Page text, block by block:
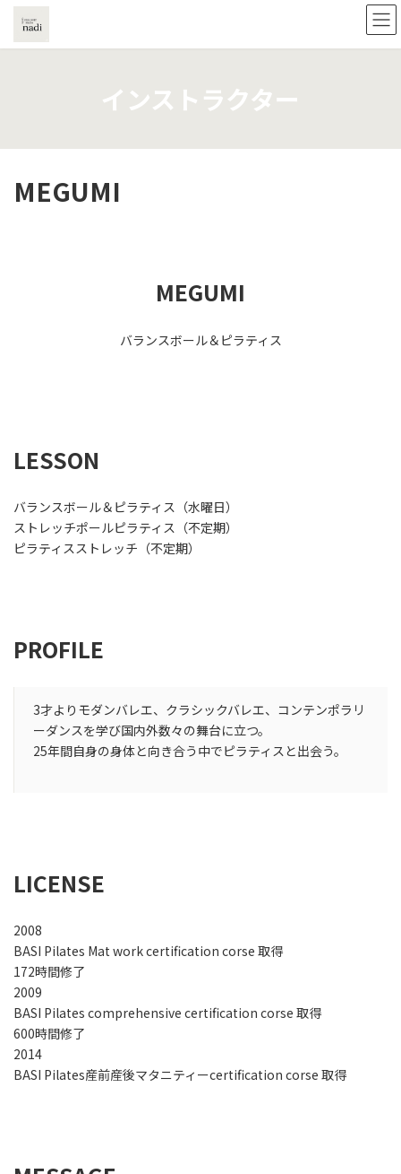
テ
ッ
ゲ
移
インストラクター
MEGUMI
MEGUMI
バランスボール＆ピラティス
LESSON
バランスボール＆ピラティス（水曜日）
ストレッチポールピラティス（不定期）
ピラティスストレッチ（不定期）
PROFILE
3才よりモダンバレエ、クラシックバレエ、コンテンポラリ
ーダンスを学び国内外数々の舞台に立つ。
25年間自身の身体と向き合う中でピラティスと出会う。
LICENSE
2008
BASI Pilates Mat work certification corse 取得
172時間修了
2009
BASI Pilates comprehensive certification corse 取得
600時間修了
2014
BASI Pilates産前産後マタニティーcertification corse 取得